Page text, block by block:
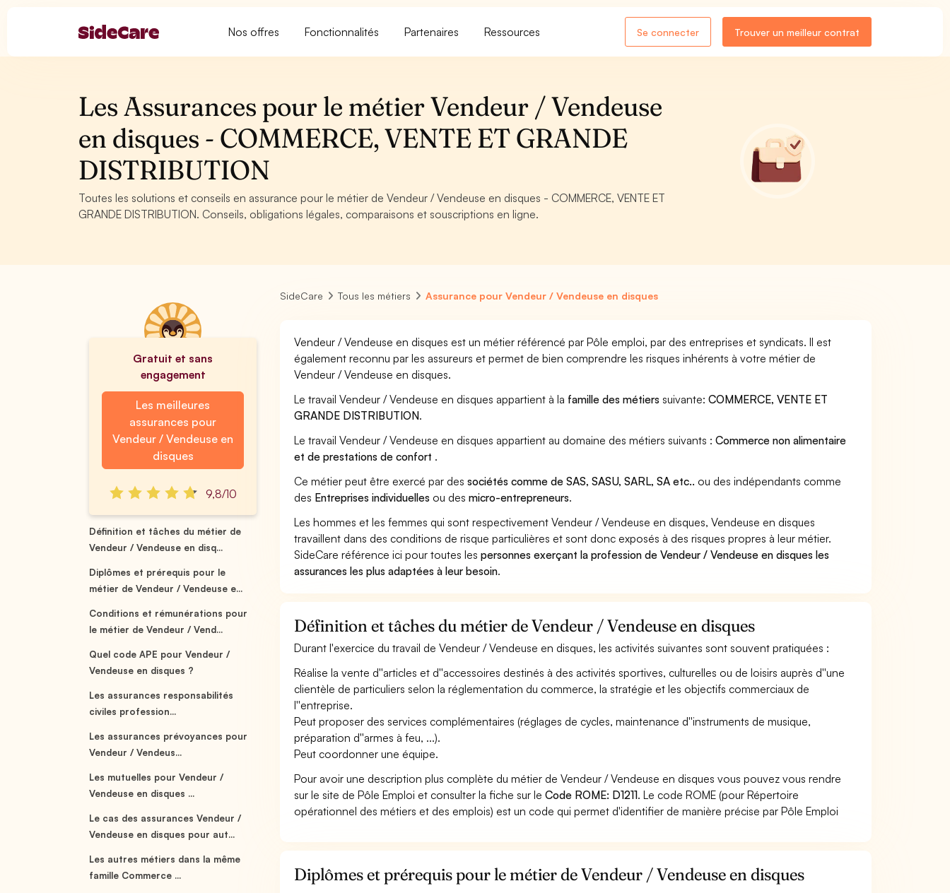
Nos offres Fonctionnalités Partenaires Ressources Se connecter Trouver un meilleur contrat
Les Assurances pour le métier Vendeur / Vendeuse
en disques - COMMERCE, VENTE ET GRANDE
DISTRIBUTION
Toutes les solutions et conseils en assurance pour le métier de Vendeur / Vendeuse en disques - COMMERCE, VENTE ET
GRANDE DISTRIBUTION. Conseils, obligations légales, comparaisons et souscriptions en ligne.
Gratuit et sans
engagement
Les meilleures
assurances pour
Vendeur / Vendeuse en
disques
9,8/10
Définition et tâches du métier de
Vendeur / Vendeuse en disq...
Diplômes et prérequis pour le
métier de Vendeur / Vendeuse e...
Conditions et rémunérations pour
le métier de Vendeur / Vend...
Quel code APE pour Vendeur /
Vendeuse en disques ?
Les assurances responsabilités
civiles profession...
Les assurances prévoyances pour
Vendeur / Vendeus...
Les mutuelles pour Vendeur /
Vendeuse en disques ...
Le cas des assurances Vendeur /
Vendeuse en disques pour aut...
Les autres métiers dans la même
famille Commerce ...
SideCare Tous les métiers Assurance pour Vendeur / Vendeuse en disques
Vendeur / Vendeuse en disques est un métier référencé par Pôle emploi, par des entreprises et syndicats. Il est
également reconnu par les assureurs et permet de bien comprendre les risques inhérents à votre métier de
Vendeur / Vendeuse en disques.
Le travail Vendeur / Vendeuse en disques appartient à la famille des métiers suivante:COMMERCE, VENTE ET
GRANDE DISTRIBUTION.
Le travail Vendeur / Vendeuse en disques appartient au domaine des métiers suivants :Commerce non alimentaire
et de prestations de confort .
Ce métier peut être exercé par dessociétés comme de SAS, SASU, SARL, SA etc.. ou des indépendants comme
des Entreprises individuelles ou desmicro-entrepreneurs.
Les hommes et les femmes qui sont respectivement Vendeur / Vendeuse en disques, Vendeuse en disques
travaillent dans des conditions de risque particulières et sont donc exposés à des risques propres à leur métier.
SideCare référence ici pour toutes lespersonnes exerçant la profession de Vendeur / Vendeuse en disques les
assurances les plus adaptées à leur besoin.
Définition et tâches du métier de Vendeur / Vendeuse en disques
Durant l'exercice du travail de Vendeur / Vendeuse en disques, les activités suivantes sont souvent pratiquées :
Réalise la vente d''articles et d''accessoires destinés à des activités sportives, culturelles ou de loisirs auprès d''une
clientèle de particuliers selon la réglementation du commerce, la stratégie et les objectifs commerciaux de
l''entreprise.
Peut proposer des services complémentaires (réglages de cycles, maintenance d''instruments de musique,
préparation d''armes à feu, ...).
Peut coordonner une équipe.
Pour avoir une description plus complète du métier de Vendeur / Vendeuse en disques vous pouvez vous rendre
sur le site de Pôle Emploi et consulter la fiche sur leCode ROME: D1211. Le code ROME (pour Répertoire
opérationnel des métiers et des emplois) est un code qui permet d'identifier de manière précise par Pôle Emploi
Diplômes et prérequis pour le métier de Vendeur / Vendeuse en disques